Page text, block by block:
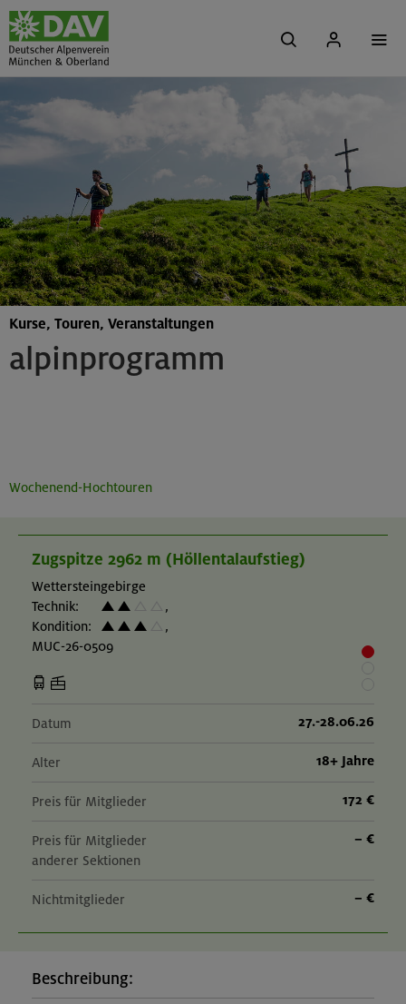
alpinprogramm
Kurse, Touren, Veranstaltungen
Wochenend-Hochtouren
Zugspitze 2962 m (Höllentalaufstieg)
Wettersteingebirge
Technik:
,
Kondition:
,
MUC-26-0509
Datum 27.-28.06.26
Alter 18+ Jahre
Preis für Mitglieder 172 €
Preis für Mitglieder
anderer Sektionen
– €
Nichtmitglieder – €
Beschreibung: